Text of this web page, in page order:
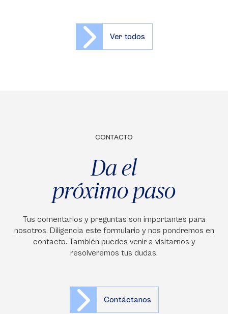
Ver todos
CONTACTO
Da el
próximo paso
Tus comentarios y preguntas son importantes para
nosotros. Diligencia este formulario y nos pondremos en
contacto. También puedes venir a visitarnos y
resolveremos tus dudas.
Contáctanos